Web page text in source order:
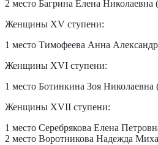
2 место Багрина Елена
Женщины XV ступени:
1 место Тимофеева Анна
Женщины XVI ступени:
1 место Ботинкина Зоя
Женщины XVII ступени:
1 место Серебрякова Елена
2 место Воротникова Надежда